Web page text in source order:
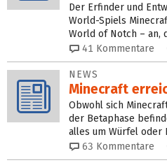
Der Erfinder und
World-Spiels
World of Notch – an,
41 Kommentare
NEWS
Minecraft
Obwohl sich
der Betaphase
alles um Würfel oder
63 Kommentare